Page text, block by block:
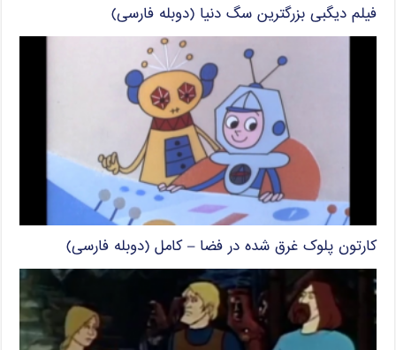
فیلم دیگبی بزرگترین سگ دنیا (دوبله فارسی)
کارتون پلوک غرق شده در فضا – کامل (دوبله فارسی)